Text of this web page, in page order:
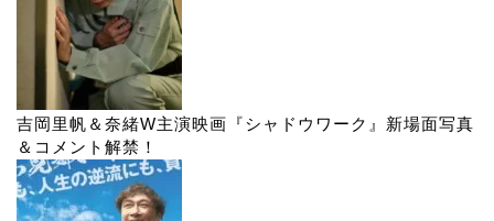
吉岡里帆＆奈緒W主演映画『シャドウワーク』新場面写真
＆コメント解禁！